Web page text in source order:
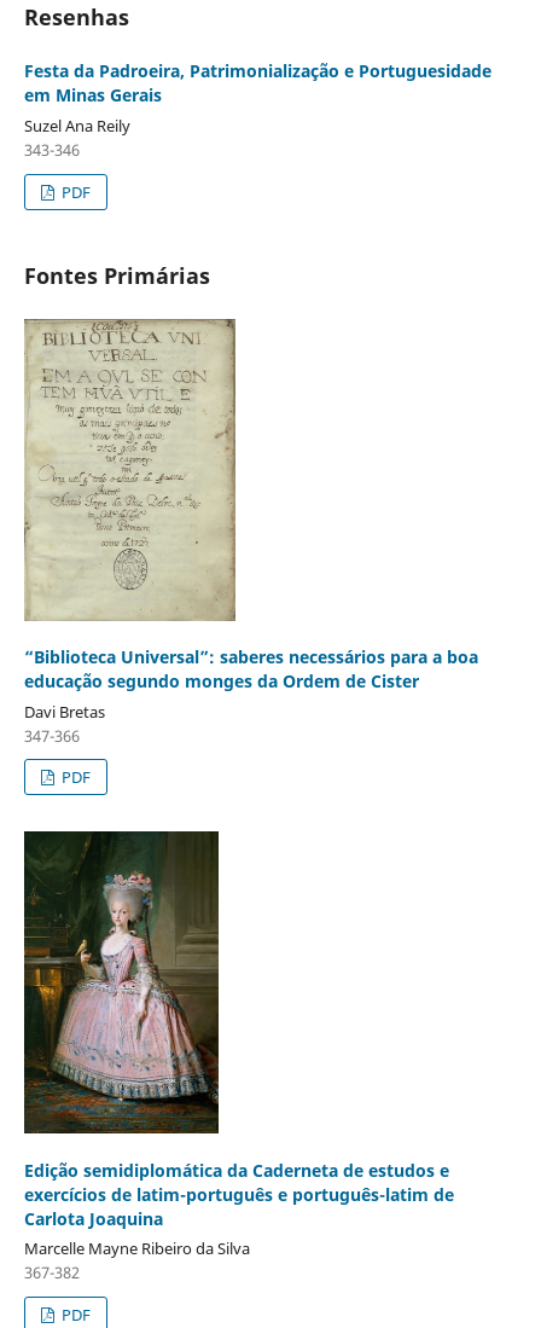
Resenhas
Festa da Padroeira, Patrimonialização e Portuguesidade
em Minas Gerais
Suzel Ana Reily
343-346
PDF
Fontes Primárias
“Biblioteca Universal”: saberes necessários para a boa
educação segundo monges da Ordem de Cister
Davi Bretas
347-366
PDF
Edição semidiplomática da Caderneta de estudos e
exercícios de latim-português e português-latim de
Carlota Joaquina
Marcelle Mayne Ribeiro da Silva
367-382
PDF